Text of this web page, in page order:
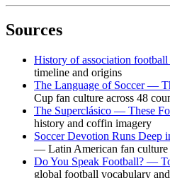
Sources
History of association
timeline and origins
The Language of Soccer —
Cup fan culture across 48
The Superclásico — These
history and coffin imagery
Soccer Devotion Runs
— Latin American fan culture
Do You Speak Football? —
global football vocabulary